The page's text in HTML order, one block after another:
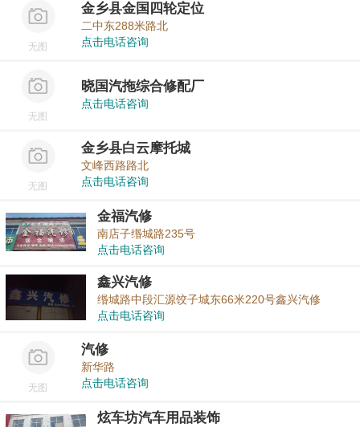
无图
金乡县金国四轮定位
二中东288米路北
点击电话咨询
无图
晓国汽拖综合修配厂
点击电话咨询
无图
金乡县白云摩托城
文峰西路路北
点击电话咨询
金福汽修
南店子缗城路235号
点击电话咨询
鑫兴汽修
缗城路中段汇源饺子城东66米220号鑫兴汽修
点击电话咨询
无图
汽修
新华路
点击电话咨询
炫车坊汽车用品装饰